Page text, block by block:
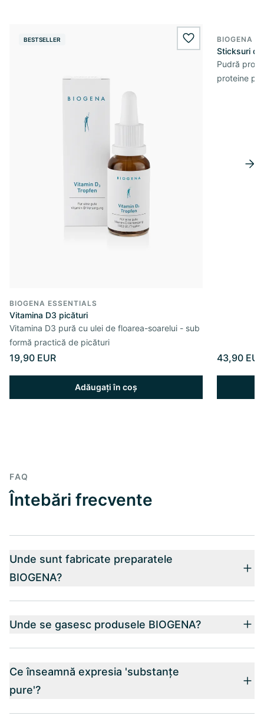
BESTSELLER wishlist.add
BIOGENA ESSENTIALS
Vitamina D3 picături
Vitamina D3 pură cu ulei de floarea-soarelui - sub
formă practică de picături
19,90 EUR
Adăugați în coș
BIOGENA
Sticksuri
Pudră
proteine pe
43,90 EUR
FAQ
Întebări frecvente
Unde sunt fabricate preparatele
BIOGENA?
Unde se gasesc produsele BIOGENA?
Ce înseamnă expresia 'substanțe
pure'?